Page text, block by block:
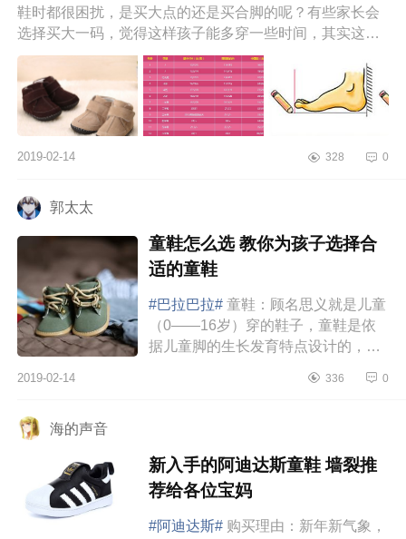
鞋时都很困扰，是买大点的还是买合脚的呢？有些家长会
选择买大一码，觉得这样孩子能多穿一些时间，其实这是
不对的，孩子穿大的鞋...
2019-02-14 328 0
郭太太
童鞋怎么选 教你为孩子选择合
适的童鞋
#巴拉巴拉# 童鞋：顾名思义就是儿童
（0——16岁）穿的鞋子，童鞋是依
据儿童脚的生长发育特点设计的，从
特点和要求是柔软、轻巧、透气、舒
2019-02-14 336 0
海的声音
新入手的阿迪达斯童鞋 墙裂推
荐给各位宝妈
#阿迪达斯# 购买理由：新年新气象，